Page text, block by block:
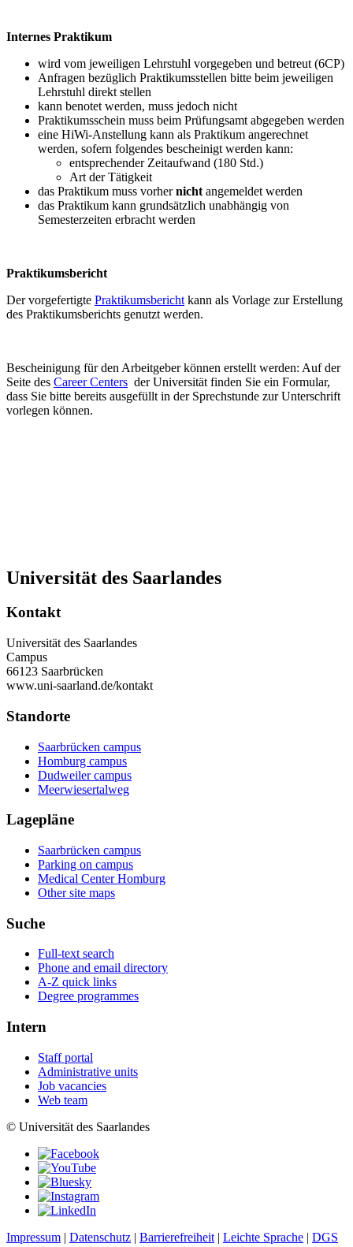
Internes Praktikum
wird vom jeweiligen Lehrstuhl vorgegeben und betreut (6CP)
Anfragen bezüglich Praktikumsstellen bitte beim jeweiligen
Lehrstuhl direkt stellen
kann benotet werden, muss jedoch nicht
Praktikumsschein muss beim Prüfungsamt abgegeben werden
eine HiWi-Anstellung kann als Praktikum angerechnet
werden, sofern folgendes bescheinigt werden kann:
entsprechender Zeitaufwand (180 Std.)
Art der Tätigkeit
das Praktikum muss vorhernicht angemeldet werden
das Praktikum kann grundsätzlich unabhängig von
Semesterzeiten erbracht werden
Praktikumsbericht
Der vorgefertigte Praktikumsbericht kann als Vorlage zur Erstellung
des Praktikumsberichts genutzt werden.
Bescheinigung für den Arbeitgeber können erstellt werden: Auf der
Seite des Career Centers der Universität finden Sie ein Formular,
dass Sie bitte bereits ausgefüllt in der Sprechstunde zur Unterschrift
vorlegen können.
Universität des Saarlandes
Kontakt
Universität des Saarlandes
Campus
66123 Saarbrücken
www.uni-saarland.de/kontakt
Standorte
Saarbrücken campus
Homburg campus
Dudweiler campus
Meerwiesertalweg
Lagepläne
Saarbrücken campus
Parking on campus
Medical Center Homburg
Other site maps
Suche
Full-text search
Phone and email directory
A-Z quick links
Degree programmes
Intern
Staff portal
Administrative units
Job vacancies
Web team
© Universität des Saarlandes
Impressum | Datenschutz | Barrierefreiheit | Leichte Sprache | DGS